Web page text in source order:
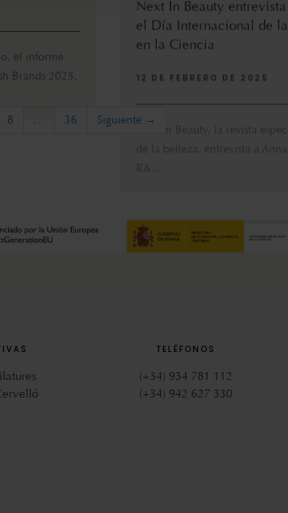
Next In Beauty, la revista
de la belleza, entrevista a
8 36 Siguiente →
TELÉFONOS
(+34) 934 781 112
(+34) 942 627 330